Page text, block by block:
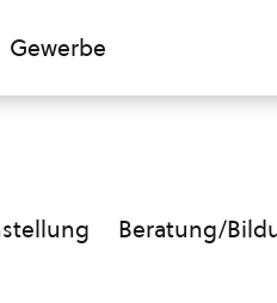
Gewerbe
Beratung/